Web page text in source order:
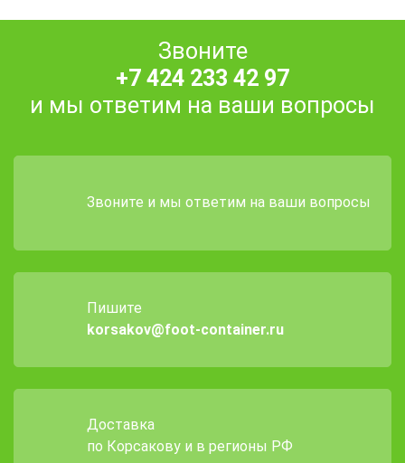
Звоните
+7 424 233 42 97
и мы ответим на ваши вопросы
Звоните и мы ответим на ваши вопросы
Пишите
korsakov@foot-container.ru
Доставка
по Корсакову и в регионы РФ